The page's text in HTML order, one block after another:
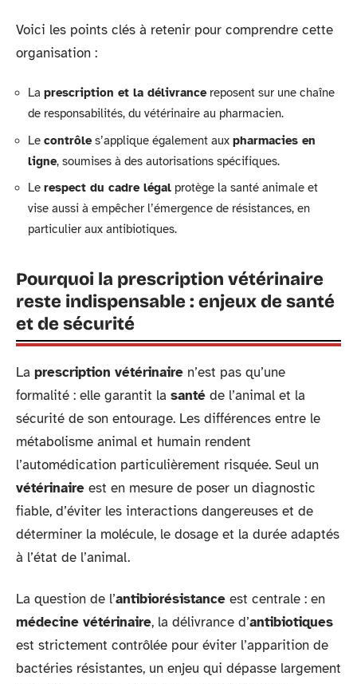
Voici les points clés à retenir pour comprendre cette
organisation :
La prescription et la délivrancereposent sur une chaîne
de responsabilités, du vétérinaire au pharmacien.
Le contrôles’applique également aux pharmacies en
ligne, soumises à des autorisations spécifiques.
Le respect du cadre légal protège la santé animale et
vise aussi à empêcher l’émergence de résistances, en
particulier aux antibiotiques.
Pourquoi la prescription vétérinaire
reste indispensable : enjeux de santé
et de sécurité
La prescription vétérinaire n’est pas qu’une
formalité : elle garantit la santé de l’animal et la
sécurité de son entourage. Les différences entre le
métabolisme animal et humain rendent
l’automédication particulièrement risquée. Seul un
vétérinaire est en mesure de poser un diagnostic
fiable, d’éviter les interactions dangereuses et de
déterminer la molécule, le dosage et la durée adaptés
à l’état de l’animal.
La question de l’antibiorésistance est centrale : en
médecine vétérinaire, la délivrance d’antibiotiques
est strictement contrôlée pour éviter l’apparition de
bactéries résistantes, un enjeu qui dépasse largement